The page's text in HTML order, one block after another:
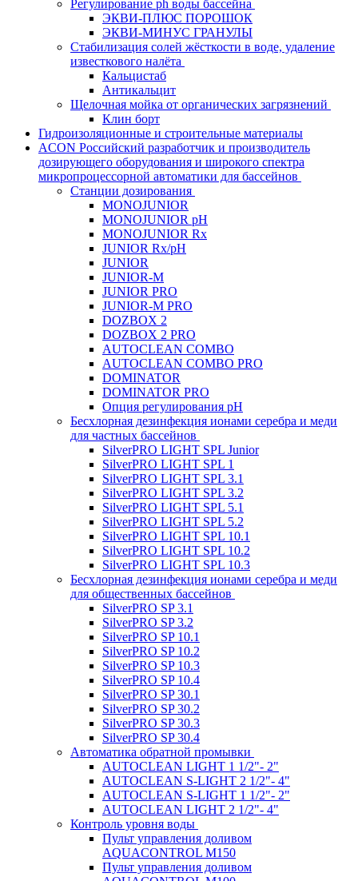
Регулирование ph воды бассейна
ЭКВИ-ПЛЮС ПОРОШОК
ЭКВИ-МИНУС ГРАНУЛЫ
Стабилизация солей жёсткости в воде, удаление
известкового налёта
Кальцистаб
Антикальцит
Щелочная мойка от органических загрязнений
Клин борт
Гидроизоляционные и строительные материалы
ACON Российский разработчик и производитель
дозирующего оборудования и широкого спектра
микропроцессорной автоматики для бассейнов
Станции дозирования
MONOJUNIOR
MONOJUNIOR pH
MONOJUNIOR Rx
JUNIOR Rx/pH
JUNIOR
JUNIOR-M
JUNIOR PRO
JUNIOR-M PRO
DOZBOX 2
DOZBOX 2 PRO
AUTOCLEAN COMBO
AUTOCLEAN COMBO PRO
DOMINATOR
DOMINATOR PRO
Опция регулирования pH
Беcхлорная дезинфекция ионами серебра и меди
для частных бассейнов
SilverPRO LIGHT SPL Junior
SilverPRO LIGHT SPL 1
SilverPRO LIGHT SPL 3.1
SilverPRO LIGHT SPL 3.2
SilverPRO LIGHT SPL 5.1
SilverPRO LIGHT SPL 5.2
SilverPRO LIGHT SPL 10.1
SilverPRO LIGHT SPL 10.2
SilverPRO LIGHT SPL 10.3
Беcхлорная дезинфекция ионами серебра и меди
для общественных бассейнов
SilverPRO SP 3.1
SilverPRO SP 3.2
SilverPRO SP 10.1
SilverPRO SP 10.2
SilverPRO SP 10.3
SilverPRO SP 10.4
SilverPRO SP 30.1
SilverPRO SP 30.2
SilverPRO SP 30.3
SilverPRO SP 30.4
Автоматика обратной промывки
AUTOCLEAN LIGHT 1 1/2"- 2"
AUTOCLEAN S-LIGHT 2 1/2"- 4"
AUTOCLEAN S-LIGHT 1 1/2"- 2"
AUTOCLEAN LIGHT 2 1/2"- 4"
Контроль уровня воды
Пульт управления доливом
AQUACONTROL M150
Пульт управления доливом